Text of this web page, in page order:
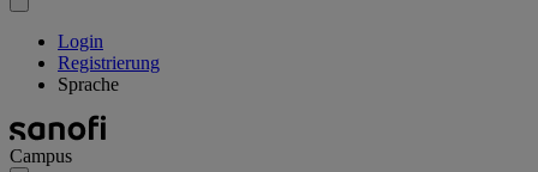
Login
Registrierung
Sprache
Campus